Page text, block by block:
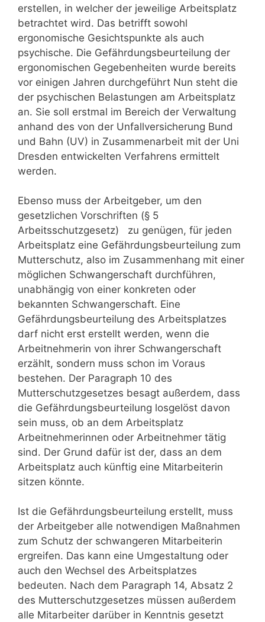
erstellen, in welcher der jeweilige Arbeitsplatz
betrachtet wird. Das betrifft sowohl
ergonomische Gesichtspunkte als auch
psychische. Die Gefährdungsbeurteilung der
ergonomischen Gegebenheiten wurde bereits
vor einigen Jahren durchgeführt Nun steht die
der psychischen Belastungen am Arbeitsplatz
an. Sie soll erstmal im Bereich der Verwaltung
anhand des von der Unfallversicherung Bund
und Bahn (UV) in Zusammenarbeit mit der Uni
Dresden entwickelten Verfahrens ermittelt
werden.
Ebenso muss der Arbeitgeber, um den
gesetzlichen Vorschriften (§ 5
Arbeitsschutzgesetz) zu genügen, für jeden
Arbeitsplatz eine Gefährdungsbeurteilung zum
Mutterschutz, also im Zusammenhang mit einer
möglichen Schwangerschaft durchführen,
unabhängig von einer konkreten oder
bekannten Schwangerschaft. Eine
Gefährdungsbeurteilung des Arbeitsplatzes
darf nicht erst erstellt werden, wenn die
Arbeitnehmerin von ihrer Schwangerschaft
erzählt, sondern muss schon im Voraus
bestehen. Der Paragraph 10 des
Mutterschutzgesetzes besagt außerdem, dass
die Gefährdungsbeurteilung losgelöst davon
sein muss, ob an dem Arbeitsplatz
Arbeitnehmerinnen oder Arbeitnehmer tätig
sind. Der Grund dafür ist der, dass an dem
Arbeitsplatz auch künftig eine Mitarbeiterin
sitzen könnte.
Ist die Gefährdungsbeurteilung erstellt, muss
der Arbeitgeber alle notwendigen Maßnahmen
zum Schutz der schwangeren Mitarbeiterin
ergreifen. Das kann eine Umgestaltung oder
auch den Wechsel des Arbeitsplatzes
bedeuten. Nach dem Paragraph 14, Absatz 2
des Mutterschutzgesetzes müssen außerdem
alle Mitarbeiter darüber in Kenntnis gesetzt